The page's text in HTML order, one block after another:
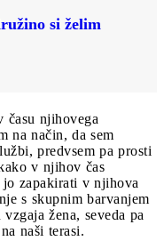
si želim
času njihovega
na način, da sem
predvsem pa prosti
v njihov čas
zapakirati v njihova
s skupnim barvanjem
žena, seveda pa
naši terasi.